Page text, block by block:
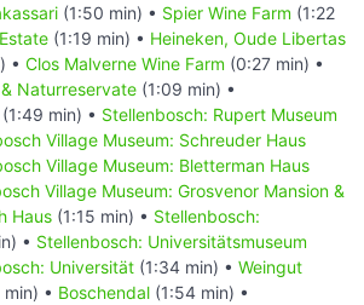
(1:50 min) • Spier Wine Farm (1:22
(1:19 min) • Heineken, Oude Libertas
• Clos Malverne Wine Farm (0:27 min) •
Naturreservate (1:09 min) •
(1:49 min) • Stellenbosch: Rupert Museum
Village Museum: Schreuder Haus
Village Museum: Bletterman Haus
Village Museum: Grosvenor Mansion &
Haus (1:15 min) • Stellenbosch:
• Stellenbosch: Universitätsmuseum
Universität (1:34 min) • Weingut
• Boschendal (1:54 min) •